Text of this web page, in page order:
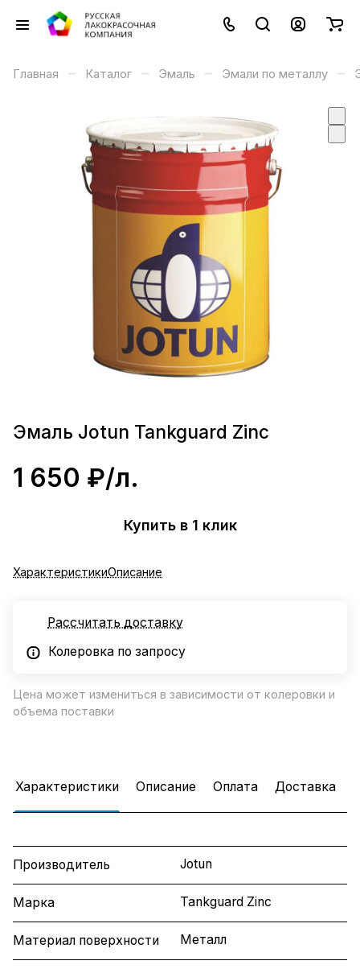
Главная – Каталог – Эмаль – Эмали по металлу –
Эмаль Jotun Tankguard Zinc
1 650 ₽/л.
Купить в 1 клик
ХарактеристикиОписание
Рассчитать доставку
Колеровка по запросу
Цена может измениться в зависимости от колеровки и
объема поставки
Характеристики Описание Оплата Доставка
Производитель Jotun
Марка Tankguard Zinc
Материал поверхности Металл